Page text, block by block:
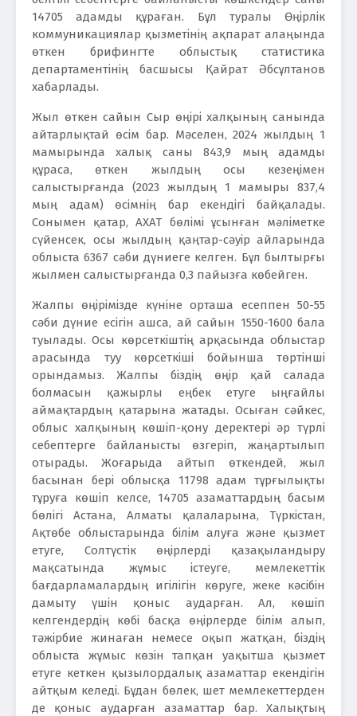
14705 адамды құраған. Бұл туралы Өңірлік
коммуникациялар қызметінің ақпарат алаңында
өткен брифингте облыстық статистика
департаментінің басшысы Қайрат Әбсұлтанов
хабарлады.
Жыл өткен сайын Сыр өңірі халқының санында
айтарлықтай өсім бар. Мәселен, 2024 жылдың 1
мамырында халық саны 843,9 мың адамды
құраса, өткен жылдың осы кезеңімен
салыстырғанда (2023 жылдың 1 мамыры 837,4
мың адам) өсімнің бар екендігі байқалады.
Сонымен қатар, АХАТ бөлімі ұсынған мәліметке
сүйенсек, осы жылдың қаңтар-сәуір айларында
облыста 6367 сәби дүниеге келген. Бұл былтырғы
жылмен салыстырғанда 0,3 пайызға көбейген.
Жалпы өңірімізде күніне орташа есеппен 50-55
сәби дүние есігін ашса, ай сайын 1550-1600 бала
туылады. Осы көрсеткіштің арқасында облыстар
арасында туу көрсеткіші бойынша төртінші
орындамыз. Жалпы біздің өңір қай салада
болмасын қажырлы еңбек етуге ыңғайлы
аймақтардың қатарына жатады. Осыған сәйкес,
облыс халқының көшіп-қону деректері әр түрлі
себептерге байланысты өзгеріп, жаңартылып
отырады. Жоғарыда айтып өткендей, жыл
басынан бері облысқа 11798 адам тұрғылықты
тұруға көшіп келсе, 14705 азаматтардың басым
бөлігі Астана, Алматы қалаларына, Түркістан,
Ақтөбе облыстарында білім алуға және қызмет
етуге, Солтүстік өңірлерді қазақыландыру
мақсатында жұмыс істеуге, мемлекеттік
бағдарламалардың игілігін көруге, жеке кәсібін
дамыту үшін қоныс аударған. Ал, көшіп
келгендердің көбі басқа өңірлерде білім алып,
тәжірбие жинаған немесе оқып жатқан, біздің
облыста жұмыс көзін тапқан уақытша қызмет
етуге кеткен қызылордалық азаматтар екендігін
айтқым келеді. Бұдан бөлек, шет мемлекеттерден
де қоныс аударған азаматтар бар. Халықтың